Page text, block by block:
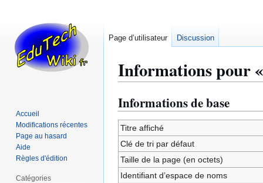
Informations pour
Aller
à
la
navigation
Aller
à
la
recherche
Informations de base
Titre affiché
Clé de tri par défaut
Taille de la page (en octets)
Identifiant dʼespace de noms
Page d’utilisateur Discussion
Accueil
Modifications récentes
Page au hasard
Aide
Règles d'édition
Catégories